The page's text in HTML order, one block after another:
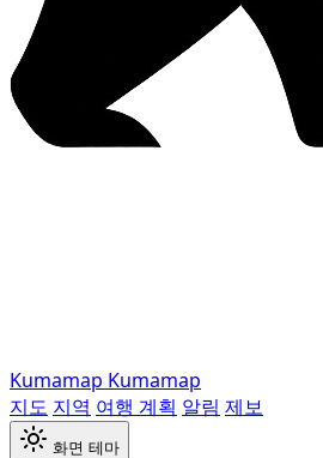
Kumamap Kumamap
지도 지역 여행 계획 알림 제보
화면 테마